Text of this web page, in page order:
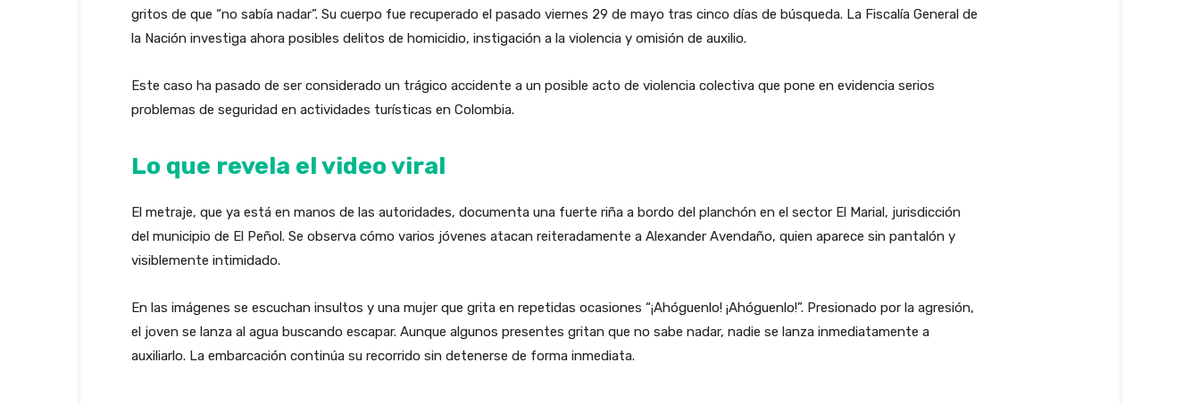
gritos de que “no sabía nadar”. Su cuerpo fue recuperado el pasado viernes 29 de mayo tras cinco días de búsqueda. La Fiscalía General de
la Nación investiga ahora posibles delitos de homicidio, instigación a la violencia y omisión de auxilio.
Este caso ha pasado de ser considerado un trágico accidente a un posible acto de violencia colectiva que pone en evidencia serios
problemas de seguridad en actividades turísticas en Colombia.
Lo que revela el video viral
El metraje, que ya está en manos de las autoridades, documenta una fuerte riña a bordo del planchón en el sector El Marial, jurisdicción
del municipio de El Peñol. Se observa cómo varios jóvenes atacan reiteradamente a Alexander Avendaño, quien aparece sin pantalón y
visiblemente intimidado.
En las imágenes se escuchan insultos y una mujer que grita en repetidas ocasiones “¡Ahóguenlo! ¡Ahóguenlo!”. Presionado por la agresión,
el joven se lanza al agua buscando escapar. Aunque algunos presentes gritan que no sabe nadar, nadie se lanza inmediatamente a
auxiliarlo. La embarcación continúa su recorrido sin detenerse de forma inmediata.